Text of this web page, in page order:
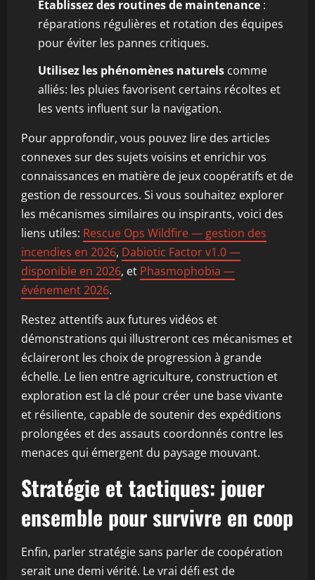
Établissez des routines de maintenance :
réparations régulières et rotation des équipes
pour éviter les pannes critiques.
Utilisez les phénomènes naturels comme
alliés: les pluies favorisent certains récoltes et
les vents influent sur la navigation.
Pour approfondir, vous pouvez lire des articles
connexes sur des sujets voisins et enrichir vos
connaissances en matière de jeux coopératifs et de
gestion de ressources. Si vous souhaitez explorer
les mécanismes similaires ou inspirants, voici des
liens utiles: Rescue Ops Wildfire — gestion des
incendies en 2026, Dabiotic Factor v1.0 —
disponible en 2026, et Phasmophobia —
événement 2026.
Restez attentifs aux futures vidéos et
démonstrations qui illustreront ces mécanismes et
éclaireront les choix de progression à grande
échelle. Le lien entre agriculture, construction et
exploration est la clé pour créer une base vivante
et résiliente, capable de soutenir des expéditions
prolongées et des assauts coordonnés contre les
menaces qui émergent du paysage mouvant.
Stratégie et tactiques: jouer
ensemble pour survivre en coop
Enfin, parler stratégie sans parler de coopération
serait une demi vérité. Le vrai défi est de